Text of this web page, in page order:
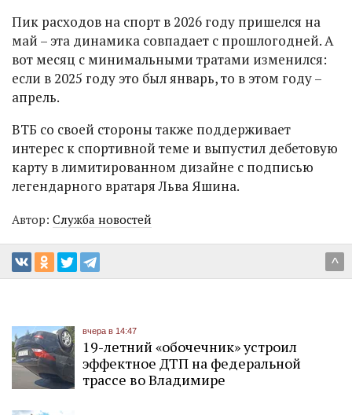
Пик расходов на спорт в 2026 году пришелся на
май – эта динамика совпадает с прошлогодней. А
вот месяц с минимальными тратами изменился:
если в 2025 году это был январь, то в этом году –
апрель.
ВТБ со своей стороны также поддерживает
интерес к спортивной теме и выпустил дебетовую
карту в лимитированном дизайне с подписью
легендарного вратаря Льва Яшина.
Автор: Служба новостей
^
вчера в 14:47
19-летний «обочечник» устроил
эффектное ДТП на федеральной
трассе во Владимире